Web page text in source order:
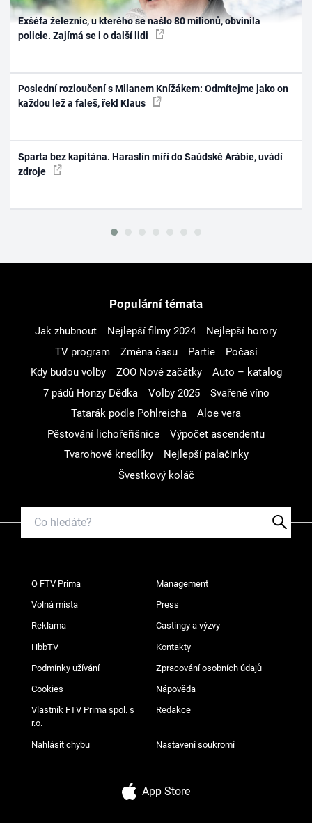
Exšéfa železnic, u kterého se našlo 80 milionů, obvinila
policie. Zajímá se i o další lidi
Poslední rozloučení s Milanem Knížákem: Odmítejme jako on
každou lež a faleš, řekl Klaus
Sparta bez kapitána. Haraslín míří do Saúdské Arábie, uvádí
zdroje
Populární témata
Jak zhubnout Nejlepší filmy 2024
Nejlepší horory
TV program
Změna času Partie
Počasí
Kdy budou volby
ZOO Nové začátky
Auto – katalog
7 pádů Honzy Dědka
Volby 2025
Svařené víno
Tatarák podle Pohlreicha
Aloe vera
Pěstování lichořeřišnice
Výpočet ascendentu
Tvarohové knedlíky
Nejlepší palačinky
Švestkový koláč
O FTV Prima Management
Volná místa Press
Reklama Castingy a výzvy
HbbTV Kontakty
Podmínky užívání Zpracování osobních údajů
Cookies Nápověda
Vlastník FTV Prima spol. s
r.o.
Redakce
Nahlásit chybu Nastavení soukromí
App Store